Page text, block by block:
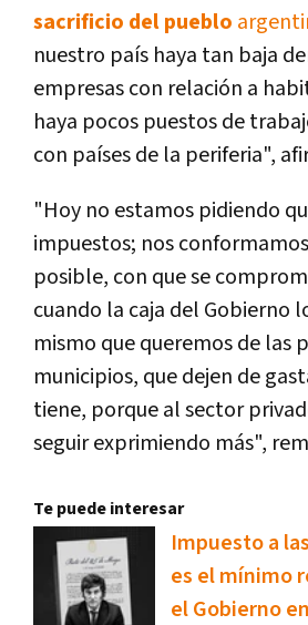
sacrificio del pueblo
nuestro país haya tan baja
empresas con relación a
haya pocos puestos de
con países de la periferia",
"Hoy no estamos pidiendo
impuestos; nos
posible, con que se
cuando la caja del Gobierno
mismo que queremos de las
municipios, que dejen de
tiene, porque al sector
seguir exprimiendo más",
Te puede interesar
Impuesto a
es el mínimo
el Gobierno